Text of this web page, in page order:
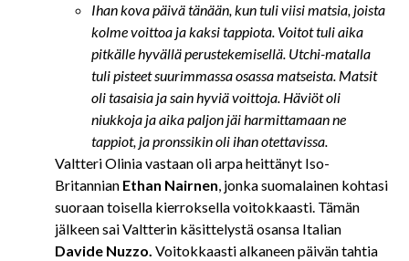
Ihan kova päivä tänään, kun tuli viisi matsia, joista
kolme voittoa ja kaksi tappiota. Voitot tuli aika
pitkälle hyvällä perustekemisellä. Utchi-matalla
tuli pisteet suurimmassa osassa matseista. Matsit
oli tasaisia ja sain hyviä voittoja. Häviöt oli
niukkoja ja aika paljon jäi harmittamaan ne
tappiot, ja pronssikin oli ihan otettavissa.
Valtteri Olinia vastaan oli arpa heittänyt Iso-
Britannian Ethan Nairnen, jonka suomalainen kohtasi
suoraan toisella kierroksella voitokkaasti. Tämän
jälkeen sai Valtterin käsittelystä osansa Italian
Davide Nuzzo. Voitokkaasti alkaneen päivän tahtia